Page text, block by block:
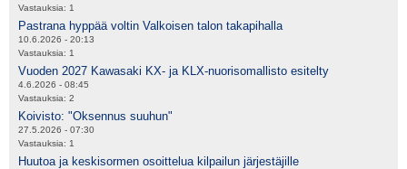
Vastauksia: 1
Pastrana hyppää voltin Valkoisen talon takapihalla
10.6.2026 - 20:13
Vastauksia: 1
Vuoden 2027 Kawasaki KX- ja KLX-nuorisomallisto esitelty
4.6.2026 - 08:45
Vastauksia: 2
Koivisto: "Oksennus suuhun"
27.5.2026 - 07:30
Vastauksia: 1
Huutoa ja keskisormen osoittelua kilpailun järjestäjille